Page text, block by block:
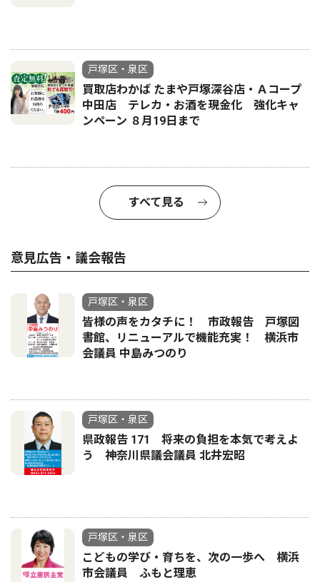
戸塚区・泉区
買取店わかば たまや戸塚深谷店・Ａコープ
中田店 テレカ・お酒を現金化 強化キャ
ンペーン ８月19日まで
すべて見る
意見広告・議会報告
戸塚区・泉区
皆様の声をカタチに！ 市政報告 戸塚図
書館、リニューアルで機能充実！ 横浜市
会議員 中島みつのり
戸塚区・泉区
県政報告 171 将来の負担を本気で考えよ
う 神奈川県議会議員 北井宏昭
戸塚区・泉区
こどもの学び・育ちを、次の一歩へ 横浜
市会議員 ふもと理恵